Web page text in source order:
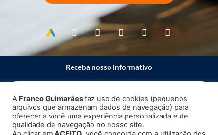
Receba nosso informativo
Enviar
A Franco Guimarãesfaz uso de cookies (pequenos
arquivos que armazenam dados de navegação) para
oferecer a você uma experiência personalizada e de
qualidade de navegação no nosso site.